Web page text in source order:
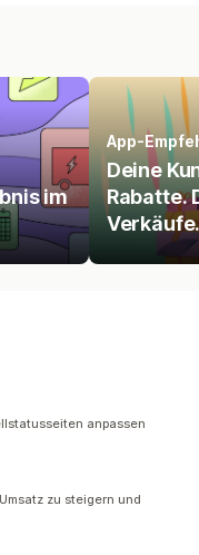
im
App-
Deine
Rabatte.
anpassen
zu steigern und